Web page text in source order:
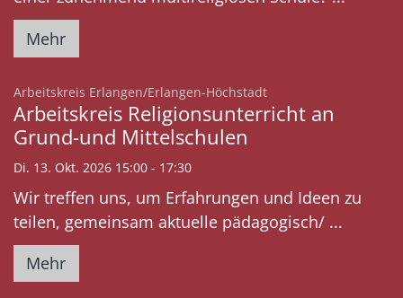
Mehr
Arbeitskreis Erlangen/Erlangen-Höchstadt:
Arbeitskreis Religionsunterricht an
Grund-und Mittelschulen
Di. 13. Okt. 2026 15:00 - 17:30
Wir treffen uns, um Erfahrungen und Ideen zu
teilen, gemeinsam aktuelle pädagogisch/ ...
Mehr